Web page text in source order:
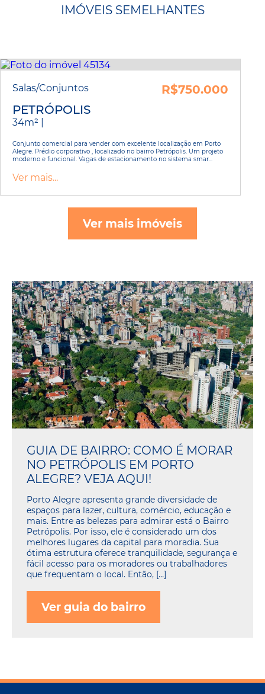
IMÓVEIS SEMELHANTES
Salas/Conjuntos
R$750.000
PETRÓPOLIS
34m² |
Conjunto comercial para vender com excelente localização em Porto
Alegre. Prédio corporativo , localizado no bairro Petrópolis. Um projeto
moderno e funcional. Vagas de estacionamento no sistema smar...
Ver mais...
Ver mais imóveis
GUIA DE BAIRRO: COMO É MORAR
NO PETRÓPOLIS EM PORTO
ALEGRE? VEJA AQUI!
Porto Alegre apresenta grande diversidade de
espaços para lazer, cultura, comércio, educação e
mais. Entre as belezas para admirar está o Bairro
Petrópolis. Por isso, ele é considerado um dos
melhores lugares da capital para moradia. Sua
ótima estrutura oferece tranquilidade, segurança e
fácil acesso para os moradores ou trabalhadores
que frequentam o local. Então, […]
Ver guia do bairro